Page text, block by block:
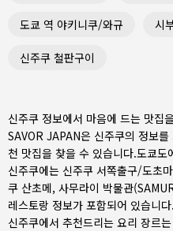
도쿄 역 야키니쿠/와규 시
신주쿠 철판구이
신주쿠 정보에서 마음에 드는 맛집
SAVOR JAPAN은 신주쿠의 정보
천 맛집을 찾을 수 있습니다.도쿄도
신주쿠에는 신주쿠 서쪽출구/도초
쿠 산초메, 사무라이 박물관
레스토랑 정보가 포함되어 있습니다.
신주쿠에서 추천드리는 요리 장르는